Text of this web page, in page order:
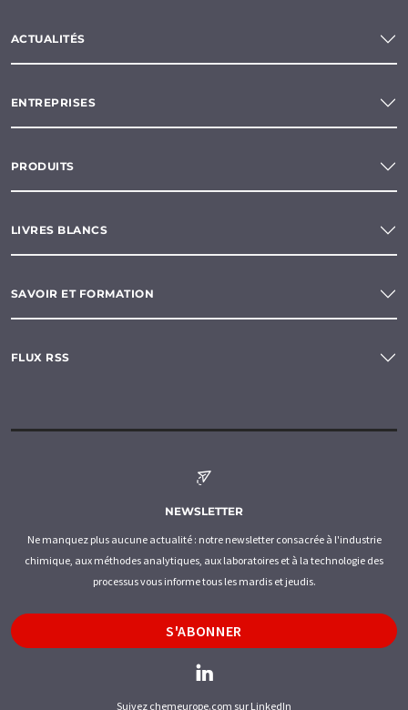
ACTUALITÉS
ENTREPRISES
PRODUITS
LIVRES BLANCS
SAVOIR ET FORMATION
FLUX RSS
NEWSLETTER
Ne manquez plus aucune actualité : notre newsletter consacrée à l'industrie
chimique, aux méthodes analytiques, aux laboratoires et à la technologie des
processus vous informe tous les mardis et jeudis.
S'ABONNER
Suivez chemeurope.com sur LinkedIn